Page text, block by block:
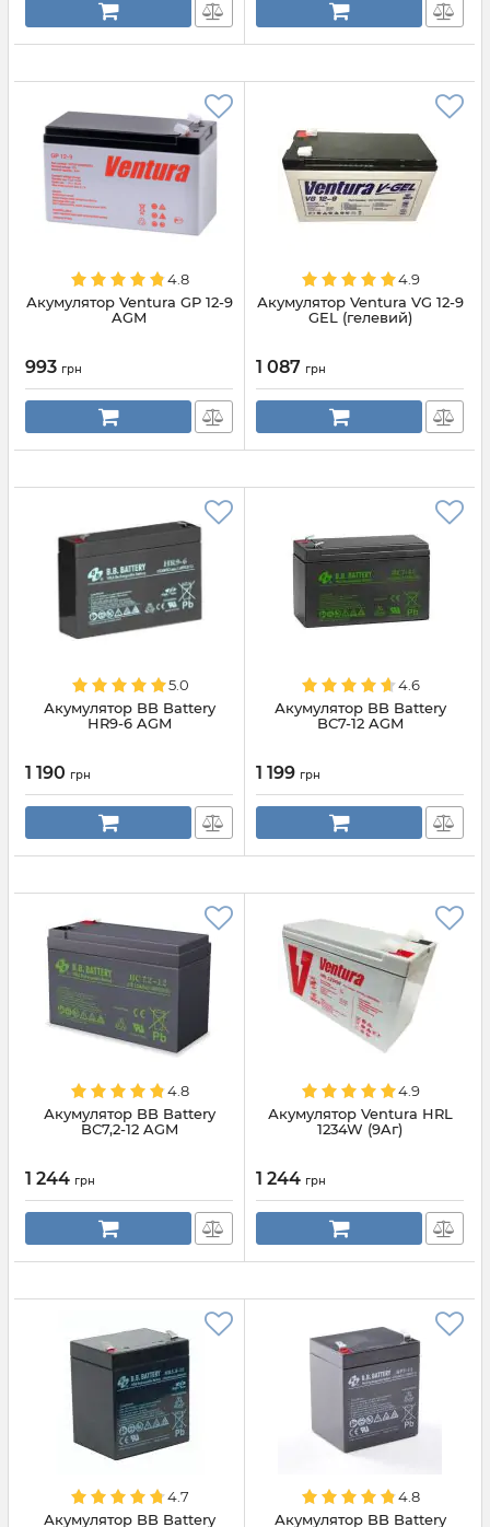
4.8
Акумулятор Ventura GP 12-9
AGM
993 грн
4.9
Акумулятор Ventura VG 12-9
GEL (гелевий)
1 087 грн
5.0
Акумулятор BB Battery
HR9-6 AGM
1 190 грн
4.6
Акумулятор BB Battery
BС7-12 AGM
1 199 грн
4.8
Акумулятор BB Battery
BС7,2-12 AGM
1 244 грн
4.9
Акумулятор Ventura HRL
1234W (9Aг)
1 244 грн
4.7
Акумулятор BB Battery
4.8
Акумулятор BB Battery